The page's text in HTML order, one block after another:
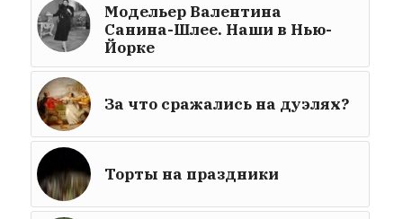
Модельер Валентина
Санина-Шлее. Наши в Нью-
Йорке
За что сражались на дуэлях?
Торты на праздники